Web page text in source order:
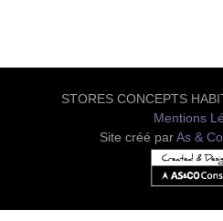
STORES CONCEPTS
Mentions
Site créé parAs &